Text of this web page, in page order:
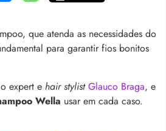
que atenda as necessidades do
para garantir fios bonitos
expert e hair stylist Glauco Braga, e
Wella usar em cada caso.